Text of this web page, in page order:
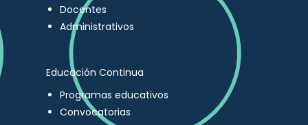
Docentes
Administrativos
Educación Continua
Programas educativos
Convocatorias